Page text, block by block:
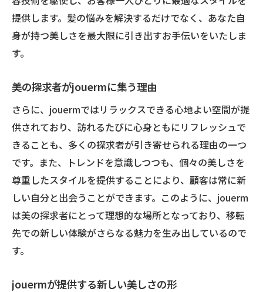
新たなjouermのスタイリストたちが創り出す心
地よい空間
jouermのスタイリストが作る心地よい空間
新しいjouermでのスタイリスト体験
jouermスタイリストが創るリラックス空間
jouermのスタイリストたちの新たな挑戦
美容室jouermの移転で叶えるパーソナルスタイ
ル体験
移転後のjouermでのパーソナルスタイル
jouermでのパーソナルスタイル提案
jouermが叶える新しいパーソナル体験
提供します。髪の悩みを解決するだけでなく、あなた自
身が持つ美しさを最大限に引き出すお手伝いをいたしま
す。
美の探求者がjouermに集う理由
さらに、jouermではリラックスできる心地よい空間が提
供されており、訪れるたびに心身ともにリフレッシュで
きることも、多くの探求者が引き寄せられる理由の一つ
です。また、トレンドを意識しつつも、個々の美しさを
尊重したスタイルを提供することにより、顧客は常に新
しい自分と出会うことができます。このように、jouerm
は美の探求者にとって理想的な場所となっており、移転
先での新しい体験がさらなる魅力を生み出しているので
す。
jouermが提供する新しい美しさの形